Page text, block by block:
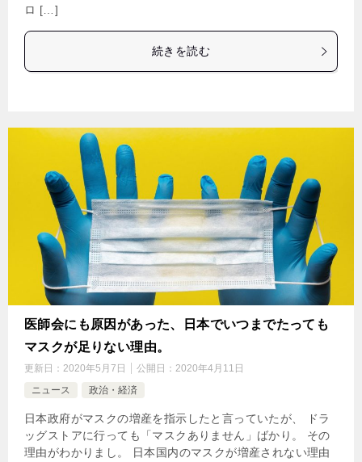
ロ […]
続きを読む
医師会にも原因があった、日本でいつまでたっても
マスクが足りない理由。
更新日： 2020年5月7日 公開日： 2020年4月11日
ニュース
政治・経済
日本政府がマスクの増産を指示したと言っていたが、 ドラ
ッグストアに行っても「マスクありません」ばかり。 その
理由がわかりまし。 日本国内のマスクが増産されない理由